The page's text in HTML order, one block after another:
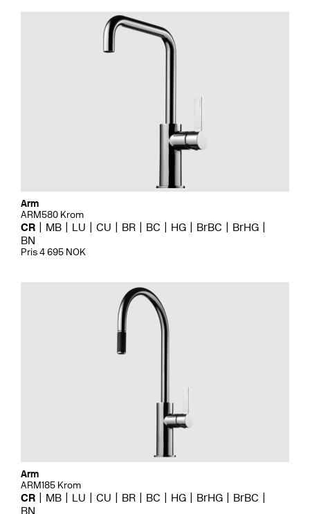
Arm
ARM580 Krom
CR MB LU CU BR BC HG BrBC
BrHG
BN
Pris 4 695 NOK
Arm
ARM185 Krom
CR MB LU CU BR BC HG BrHG
BrBC
BN